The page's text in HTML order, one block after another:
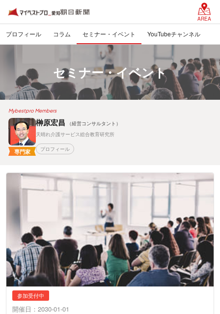
AREA
プロフィール コラム セミナー・イベント YouTubeチャンネル
セミナー・イベント
Mybestpro Members
専門家
榊原宏昌
（経営コンサルタント）
天晴れ介護サービス総合教育研究所
プロフィール
参加受付中
開催日：2030-01-01